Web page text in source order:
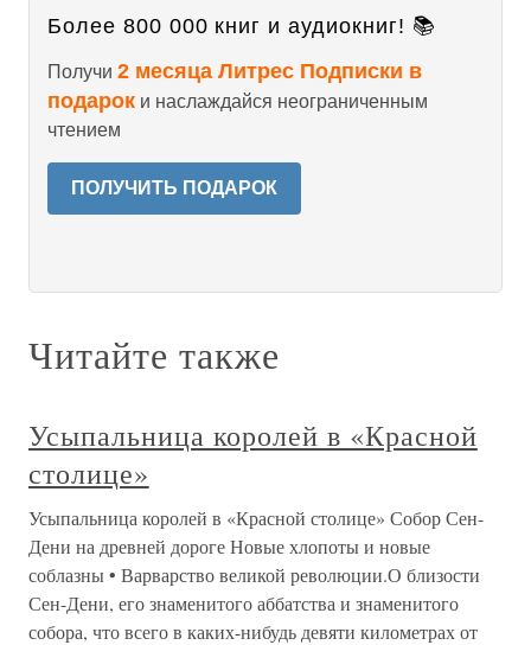
Более 800 000 книг и аудиокниг! 📚
Получи 2 месяца Литрес Подписки в
подарок и наслаждайся неограниченным
чтением
ПОЛУЧИТЬ ПОДАРОК
Читайте также
Усыпальница королей в «Красной
столице»
Усыпальница королей в «Красной столице» Собор Сен-
Дени на древней дороге Новые хлопоты и новые
соблазны • Варварство великой революции.О близости
Сен-Дени, его знаменитого аббатства и знаменитого
собора, что всего в каких-нибудь девяти километрах от